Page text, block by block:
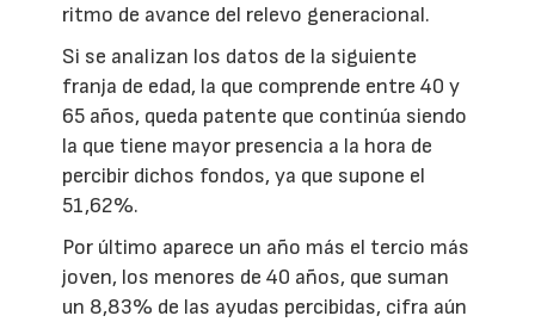
ritmo de avance del relevo generacional.
Si se analizan los datos de la siguiente
franja de edad, la que comprende entre 40 y
65 años, queda patente que continúa siendo
la que tiene mayor presencia a la hora de
percibir dichos fondos, ya que supone el
51,62%.
Por último aparece un año más el tercio más
joven, los menores de 40 años, que suman
un 8,83% de las ayudas percibidas, cifra aún